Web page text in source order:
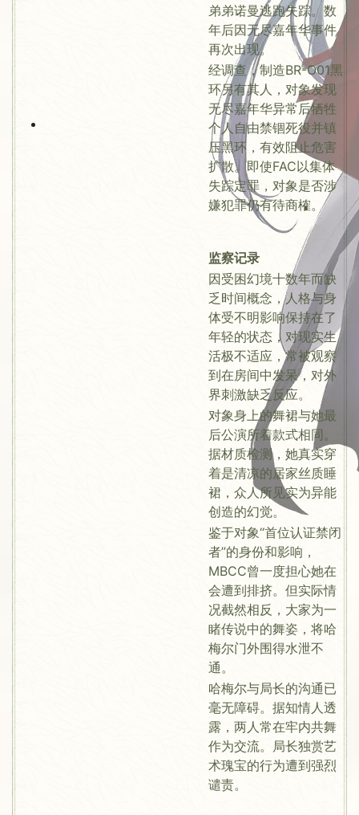
弟弟诺曼逃跑失踪。数
年后因无尽嘉年华事件
再次出现。
经调查，制造BR-O01黑
环另有其人，对象发现
无尽嘉年华异常后牺牲
个人自由禁锢死役并镇
压黑环，有效阻止危害
扩散。即使FAC以集体
失踪定罪，对象是否涉
嫌犯罪仍有待商榷。
监察记录
因受困幻境十数年而缺
乏时间概念，人格与身
体受不明影响保持在了
年轻的状态，对现实生
活极不适应，常被观察
到在房间中发呆，对外
界刺激缺乏反应。
对象身上的舞裙与她最
后公演所着款式相同。
据材质检测，她真实穿
着是清凉的居家丝质睡
裙，众人所见实为异能
创造的幻觉。
鉴于对象“首位认证禁闭
者”的身份和影响，
MBCC曾一度担心她在
会遭到排挤。但实际情
况截然相反，大家为一
睹传说中的舞姿，将哈
梅尔门外围得水泄不
通。
哈梅尔与局长的沟通已
毫无障碍。据知情人透
露，两人常在牢内共舞
作为交流。局长独赏艺
术瑰宝的行为遭到强烈
谴责。